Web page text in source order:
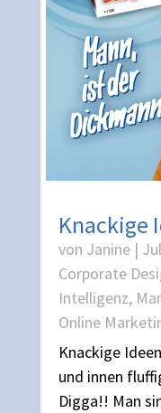
Knackige
von Janine|
Corporate
Intelligenz,
Online
Knackige
und innen
Digga!! Man